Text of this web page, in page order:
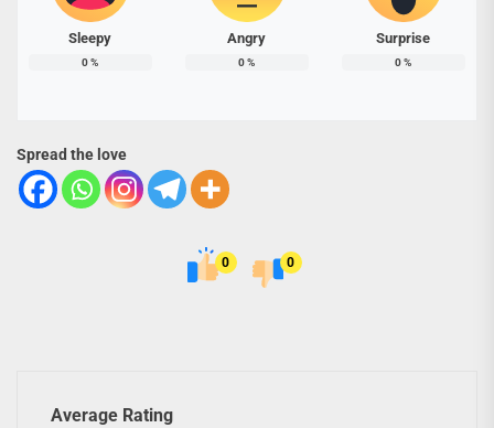
Sleepy
0%
Angry
0%
Surprise
0%
Spread the love
0 0
Average Rating